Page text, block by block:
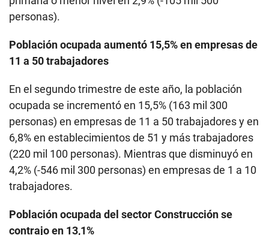
personas).
Población ocupada aumentó 15,5% en empresas de
11 a 50 trabajadores
En el segundo trimestre de este año, la población
ocupada se incrementó en 15,5% (163 mil 300
personas) en empresas de 11 a 50 trabajadores y en
6,8% en establecimientos de 51 y más trabajadores
(220 mil 100 personas). Mientras que disminuyó en
4,2% (-546 mil 300 personas) en empresas de 1 a 10
trabajadores.
Población ocupada del sector Construcción se
contrajo en 13,1%